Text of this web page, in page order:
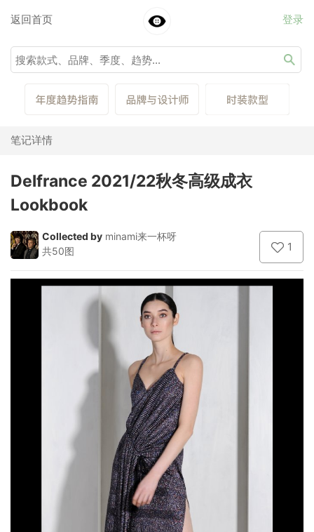
返回首页 登录
笔记详情
Delfrance 2021/22秋冬高级成衣
Lookbook
Collected by minami来一杯呀
共50图
1